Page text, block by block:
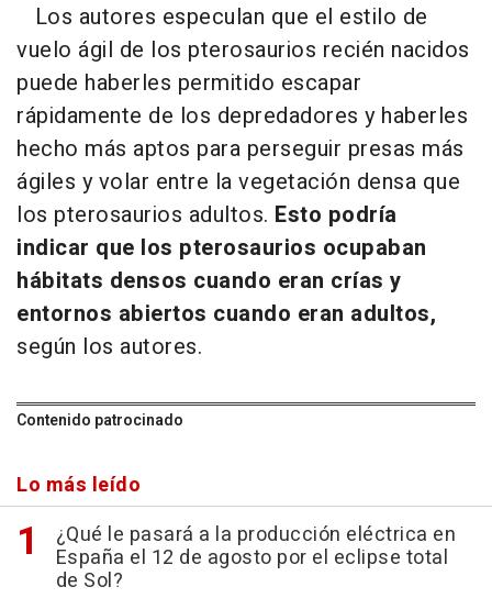
Los autores especulan que el estilo de
vuelo ágil de los pterosaurios recién nacidos
puede haberles permitido escapar
rápidamente de los depredadores y haberles
hecho más aptos para perseguir presas más
ágiles y volar entre la vegetación densa que
los pterosaurios adultos. Esto podría
indicar que los pterosaurios ocupaban
hábitats densos cuando eran crías y
entornos abiertos cuando eran adultos,
según los autores.
Contenido patrocinado
Lo más leído
¿Qué le pasará a la producción eléctrica en
España el 12 de agosto por el eclipse total
de Sol?